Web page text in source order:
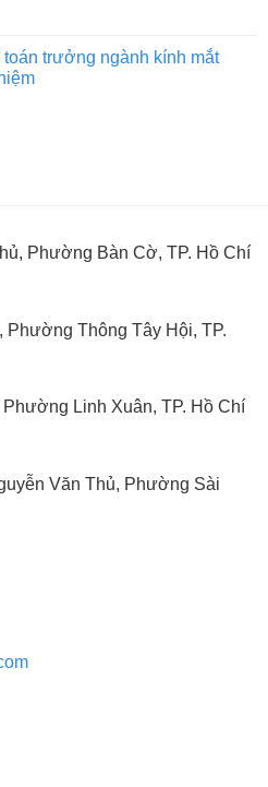
toán trưởng ngành kính mắt
Phường Bàn Cờ, TP. Hồ Chí
Thông Tây Hội, TP.
Linh Xuân, TP. Hồ Chí
Văn Thủ, Phường Sài